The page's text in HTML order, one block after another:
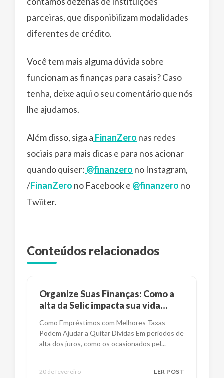
parceiras, que disponibilizam modalidades
diferentes de crédito.
Você tem mais alguma dúvida sobre
funcionam as finanças para casais? Caso
tenha, deixe aqui o seu comentário que nós
lhe ajudamos.
Além disso, siga a FinanZero nas redes
sociais para mais dicas e para nos acionar
quando quiser: @finanzero no Instagram,
/FinanZero no Facebook e @finanzero no
Twiiter.
Conteúdos relacionados
Organize Suas Finanças: Como a
alta da Selic impacta sua vida
Como Empréstimos com Melhores Taxas
Podem Ajudar a Quitar Dívidas Em períodos de
alta dos juros, como os ocasionados pel...
20 de fevereiro LER POST